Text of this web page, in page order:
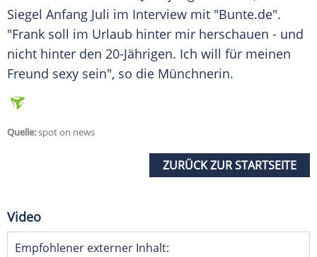
Siegel Anfang Juli im Interview mit "Bunte.de".
"Frank soll im Urlaub hinter mir herschauen - und
nicht hinter den 20-Jährigen. Ich will für meinen
Freund sexy sein", so die Münchnerin.
Quelle:spot on news
ZURÜCK ZUR STARTSEITE
Video
Empfohlener externer Inhalt: